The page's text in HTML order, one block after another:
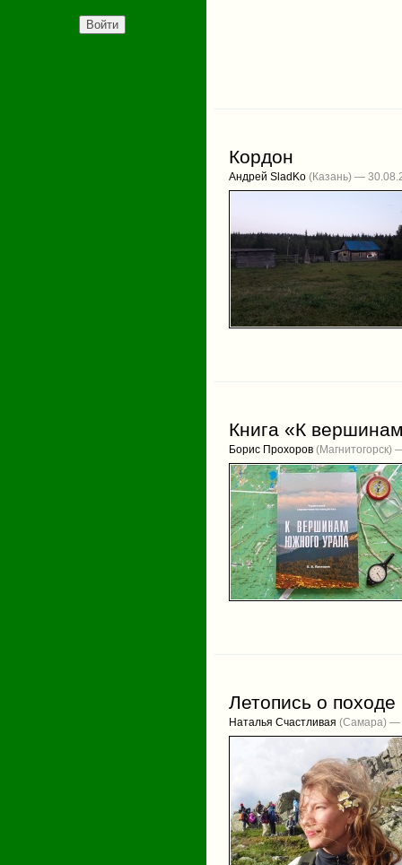
Кордон
Андрей SladKo (Казань) —
Книга «К
Борис Прохоров (Магнитогорск)
Летопись о
Наталья Счастливая (Самара) —